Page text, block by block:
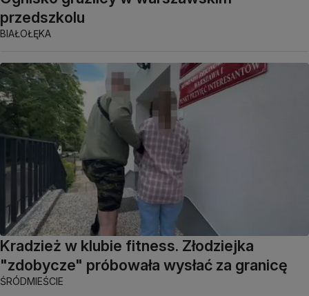
przedszkolu
BIAŁOŁĘKA
Kradzież w klubie fitness. Złodziejka
"zdobycze" próbowała wysłać za granicę
ŚRÓDMIEŚCIE